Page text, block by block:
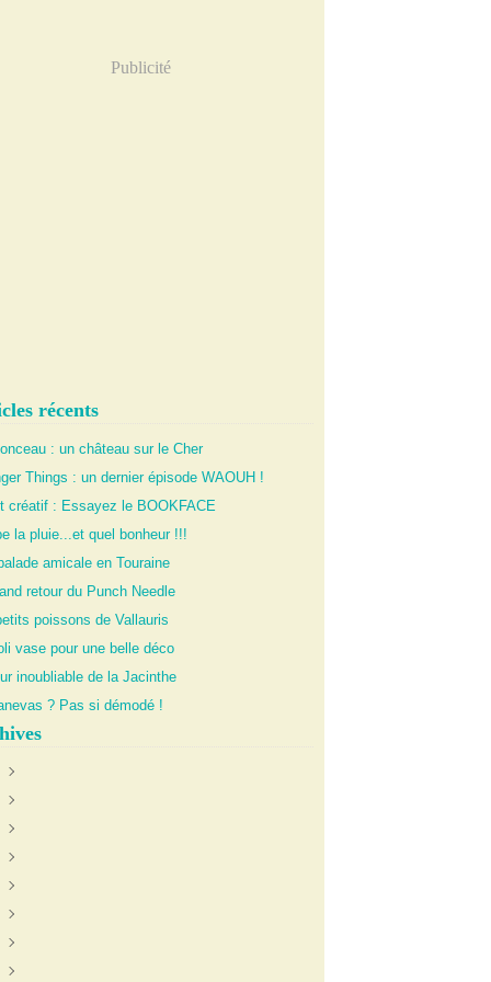
Publicité
récents
: un château sur le Cher
Things : un dernier épisode WAOUH !
créatif : Essayez le BOOKFACE
la pluie...et quel bonheur !!!
amicale en Touraine
retour du Punch Needle
poissons de Vallauris
vase pour une belle déco
inoubliable de la Jacinthe
? Pas si démodé !